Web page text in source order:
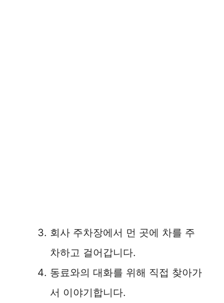
회사 주차장에서 먼 곳에 차를 주
차하고 걸어갑니다.
동료와의 대화를 위해 직접 찾아가
서 이야기합니다.